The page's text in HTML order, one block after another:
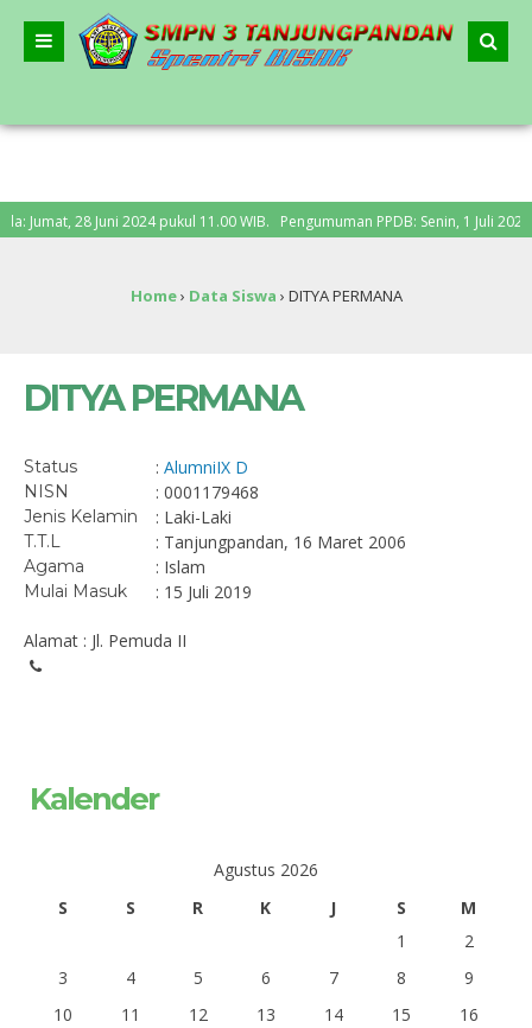
28 Juni 2024 pukul 11.00 WIB. Pengumuman PPDB: Senin, 1 Juli 2024
Home› Data Siswa › DITYA PERMANA
DITYA PERMANA
Status : AlumniIX D
NISN : 0001179468
Jenis Kelamin : Laki-Laki
T.T.L : Tanjungpandan, 16 Maret 2006
Agama : Islam
Mulai Masuk : 15 Juli 2019
Alamat : Jl. Pemuda II
Kalender
Agustus 2026
S
S R K J S
M
1
2
3
4 5 6 7 8
9
10
11 12 13 14 15
16